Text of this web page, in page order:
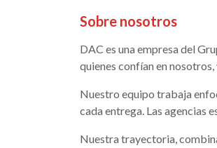
Sobre nosotros
DAC es una empresa del
quienes confían en
Nuestro equipo trabaja
cada entrega. Las agencias
Nuestra trayectoria,